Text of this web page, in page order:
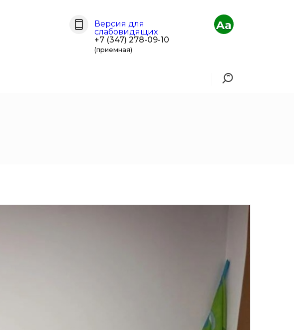
Версия для
слабовидящих
+7 (347) 278-09-10
(приемная)
Aa